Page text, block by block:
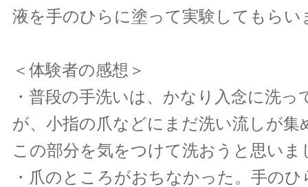
液を手のひらに塗って実験してもらい
＜体験者の感想＞
・普段の手洗いは、かなり入念に洗っ
が、小指の爪などにまだ洗い流しが集
この部分を気をつけて洗おうと思いま
・爪のところがおちなかった。手の